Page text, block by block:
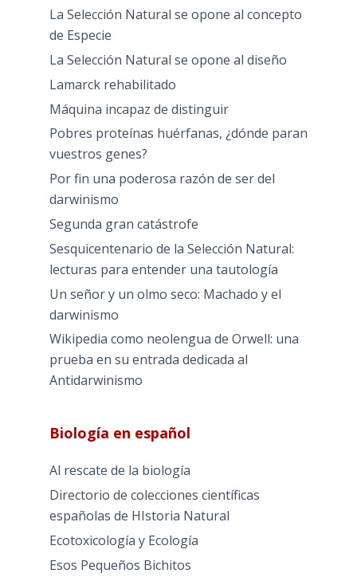
La Selección Natural se opone al concepto
de Especie
La Selección Natural se opone al diseño
Lamarck rehabilitado
Máquina incapaz de distinguir
Pobres proteínas huérfanas, ¿dónde paran
vuestros genes?
Por fin una poderosa razón de ser del
darwinismo
Segunda gran catástrofe
Sesquicentenario de la Selección Natural:
lecturas para entender una tautología
Un señor y un olmo seco: Machado y el
darwinismo
Wikipedia como neolengua de Orwell: una
prueba en su entrada dedicada al
Antidarwinismo
Biología en español
Al rescate de la biología
Directorio de colecciones científicas
españolas de HIstoria Natural
Ecotoxicología y Ecología
Esos Pequeños Bichitos